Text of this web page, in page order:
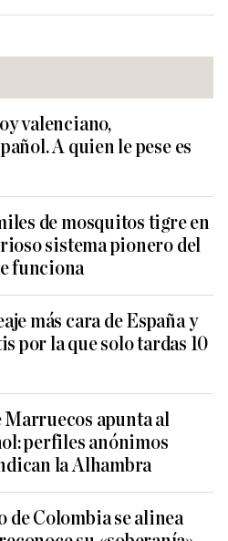
valenciano,
A quien le pese es
de mosquitos tigre en
sistema pionero del
funciona
más cara de España y
por la que solo tardas 10
Marruecos apunta al
perfiles anónimos
la Alhambra
de Colombia se alinea